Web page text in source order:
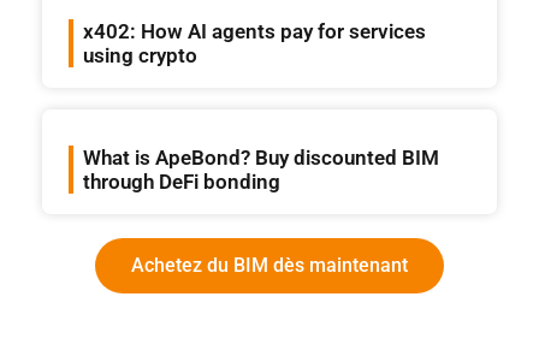
x402: How AI agents pay for services
using crypto
What is ApeBond? Buy discounted BIM
through DeFi bonding
Achetez du BIM dès maintenant